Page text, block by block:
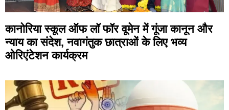
कानोरिया स्कूल ऑफ लॉ फॉर वूमेन में गूंजा कानून और
न्याय का संदेश, नवागंतुक छात्राओं के लिए भव्य
ओरिएंटेशन कार्यक्रम